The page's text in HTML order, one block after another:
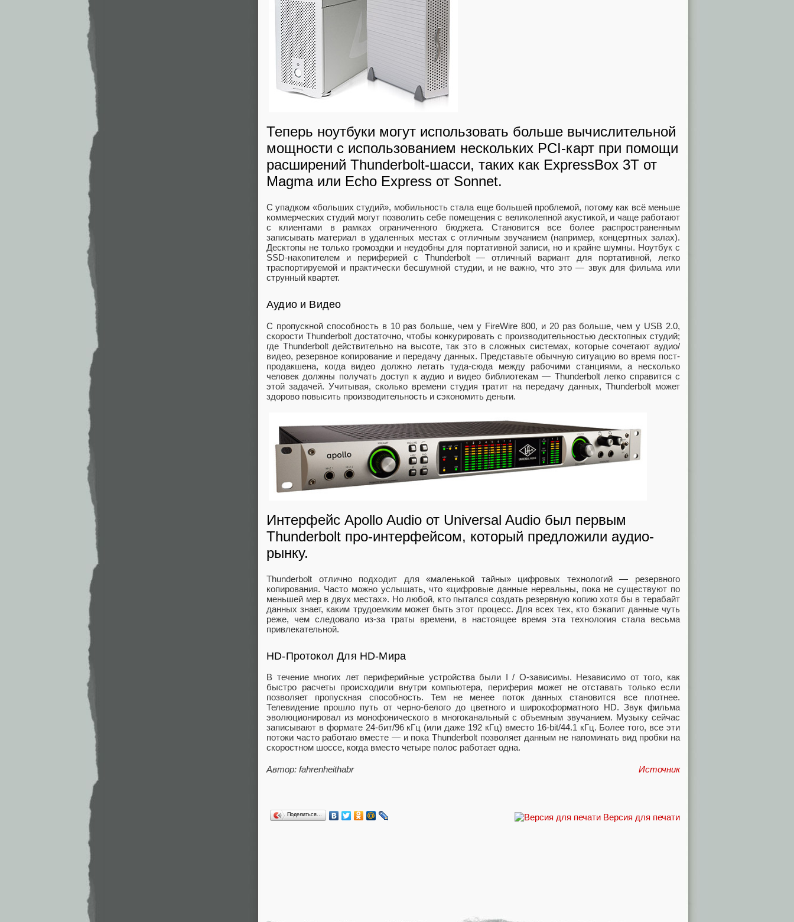
Теперь ноутбуки могут использовать больше вычислительной
мощности с использованием нескольких PCI-карт при помощи
расширений Thunderbolt-шасси, таких как ExpressBox 3T от
Magma или Echo Express от Sonnet.
С упадком «больших студий», мобильность стала еще большей проблемой, потому как всё меньше
коммерческих студий могут позволить себе помещения с великолепной акустикой, и чаще работают
с клиентами в рамках ограниченного бюджета. Становится все более распространенным
записывать материал в удаленных местах с отличным звучанием (например, концертных залах).
Десктопы не только громоздки и неудобны для портативной записи, но и крайне шумны. Ноутбук с
SSD-накопителем и периферией с Thunderbolt — отличный вариант для портативной, легко
траспортируемой и практически бесшумной студии, и не важно, что это — звук для фильма или
струнный квартет.
Аудио и Видео
С пропускной способность в 10 раз больше, чем у FireWire 800, и 20 раз больше, чем у USB 2.0,
скорости Thunderbolt достаточно, чтобы конкурировать с производительностью десктопных студий;
где Thunderbolt действительно на высоте, так это в сложных системах, которые сочетают аудио/
видео, резервное копирование и передачу данных. Представьте обычную ситуацию во время пост-
продакшена, когда видео должно летать туда-сюда между рабочими станциями, а несколько
человек должны получать доступ к аудио и видео библиотекам — Thunderbolt легко справится с
этой задачей. Учитывая, сколько времени студия тратит на передачу данных, Thunderbolt может
здорово повысить производительность и сэкономить деньги.
Интерфейс Apollo Audio от Universal Audio был первым
Thunderbolt про-интерфейсом, который предложили аудио-
рынку.
Thunderbolt отлично подходит для «маленькой тайны» цифровых технологий — резервного
копирования. Часто можно услышать, что «цифровые данные нереальны, пока не существуют по
меньшей мер в двух местах». Но любой, кто пытался создать резервную копию хотя бы в терабайт
данных знает, каким трудоемким может быть этот процесс. Для всех тех, кто бэкапит данные чуть
реже, чем следовало из-за траты времени, в настоящее время эта технология стала весьма
привлекательной.
HD-Протокол Для HD-Мира
В течение многих лет периферийные устройства были I / O-зависимы. Независимо от того, как
быстро расчеты происходили внутри компьютера, периферия может не отставать только если
позволяет пропускная способность. Тем не менее поток данных становится все плотнее.
Телевидение прошло путь от черно-белого до цветного и широкоформатного HD. Звук фильма
эволюционировал из монофонического в многоканальный с объемным звучанием. Музыку сейчас
записывают в формате 24-бит/96 кГц (или даже 192 кГц) вместо 16-bit/44.1 кГц. Более того, все эти
потоки часто работаю вместе — и пока Thunderbolt позволяет данным не напоминать вид пробки на
скоростном шоссе, когда вместо четыре полос работает одна.
Автор: fahrenheithabr Источник
Версия для печати
Поделиться…